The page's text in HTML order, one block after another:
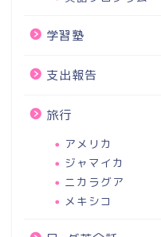
学習塾
支出報告
旅行
アメリカ
ジャマイカ
ニカラグア
メキシコ